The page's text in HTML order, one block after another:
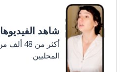
شاهد
أكثر من
المحليين